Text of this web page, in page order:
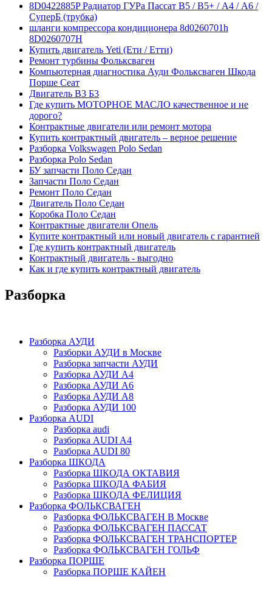
8D0422885P Радиатор ГУРа Пассат В5 / В5+ / А4 / А6 /
СуперБ (трубка)
шланги компрессора кондиционера 8d0260701h
8D0260707H
Купить двигатель Yeti (Ети / Етти)
Ремонт турбины Фольксваген
Компьютерная диагностика Ауди Фольксваген Шкода
Порше Сеат
Двигатель В3 Б3
Где купить МОТОРНОЕ МАСЛО качественное и не
дорого?
Контрактные двигатели или ремонт мотора
Купить контрактный двигатель – верное решение
Разборка Volkswagen Polo Sedan
Разборка Polo Sedan
БУ запчасти Поло Седан
Запчасти Поло Седан
Ремонт Поло Седан
Двигатель Поло Седан
Коробка Поло Седан
Контрактные двигатели Опель
Купите контрактный или новый двигатель с гарантией
Где купить контрактный двигатель
Контрактный двигатель - выгодно
Как и где купить контрактный двигатель
Разборка
Разборка АУДИ
Разборки АУДИ в Москве
Разборка запчасти АУДИ
Разборка АУДИ А4
Разборка АУДИ А6
Разборка АУДИ А8
Разборка АУДИ 100
Разборка AUDI
Разборка audi
Разборка AUDI A4
Разборка AUDI 80
Разборка ШКОДА
Разборка ШКОДА ОКТАВИЯ
Разборка ШКОДА ФАБИЯ
Разборка ШКОДА ФЕЛИЦИЯ
Разборка ФОЛЬКСВАГЕН
Разборка ФОЛЬКСВАГЕН В Москве
Разборка ФОЛЬКСВАГЕН ПАССАТ
Разборка ФОЛЬКСВАГЕН ТРАНСПОРТЕР
Разборка ФОЛЬКСВАГЕН ГОЛЬФ
Разборка ПОРШЕ
Разборка ПОРШЕ КАЙЕН